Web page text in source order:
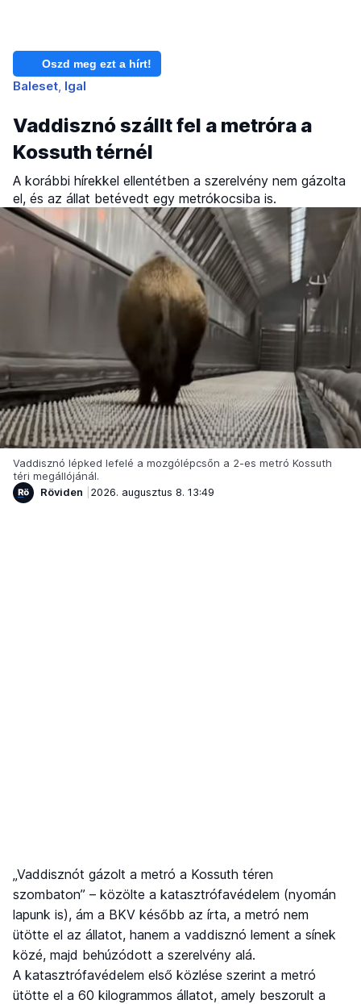
Oszd meg ezt a hírt!
Baleset Igal
Vaddisznó szállt fel a metróra a
Kossuth térnél
A korábbi hírekkel ellentétben a szerelvény nem gázolta
el, és az állat betévedt egy metrókocsiba is.
Vaddisznó lépked lefelé a mozgólépcsőn a 2-es metró Kossuth
téri megállójánál.
Röviden
2026. augusztus 8. 13:49
„Vaddisznót gázolt a metró a Kossuth téren
szombaton” – közölte a katasztrófavédelem (nyomán
lapunk is), ám a BKV később az írta, a metró nem
ütötte el az állatot, hanem a vaddisznó lement a sínek
közé, majd behúzódott a szerelvény alá.
A katasztrófavédelem első közlése szerint a metró
ütötte el a 60 kilogrammos állatot, amely beszorult a